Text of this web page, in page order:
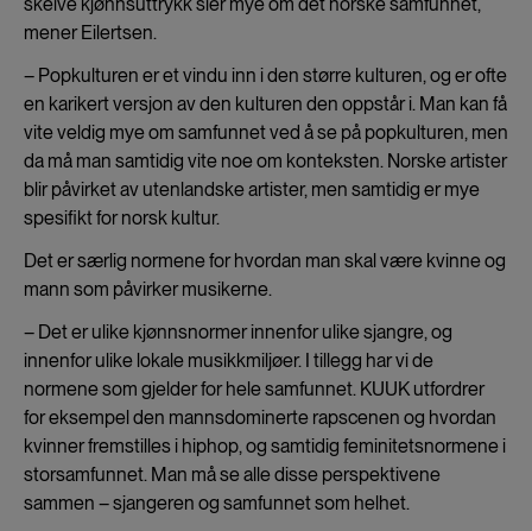
mener Eilertsen.
– Popkulturen er et vindu inn i den større kulturen, og er ofte
en karikert versjon av den kulturen den oppstår i. Man kan få
vite veldig mye om samfunnet ved å se på popkulturen, men
da må man samtidig vite noe om konteksten. Norske artister
blir påvirket av utenlandske artister, men samtidig er mye
spesifikt for norsk kultur.
Det er særlig normene for hvordan man skal være kvinne og
mann som påvirker musikerne.
– Det er ulike kjønnsnormer innenfor ulike sjangre, og
innenfor ulike lokale musikkmiljøer. I tillegg har vi de
normene som gjelder for hele samfunnet. KUUK utfordrer
for eksempel den mannsdominerte rapscenen og hvordan
kvinner fremstilles i hiphop, og samtidig feminitetsnormene i
storsamfunnet. Man må se alle disse perspektivene
sammen – sjangeren og samfunnet som helhet.